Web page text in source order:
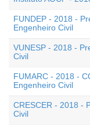
FUNDEP - 2018 -
Engenheiro Civil
VUNESP - 2018 -
Civil
FUMARC - 2018 -
Engenheiro Civil
CRESCER - 2018 -
Civil